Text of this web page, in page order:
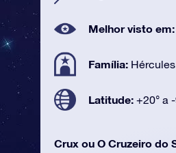
Melhor visto em:
Família: Hércules
Latitude: +20° a
Crux ou O Cruzeiro do